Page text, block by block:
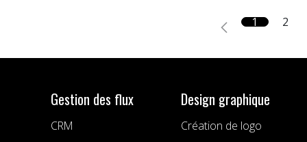
1 2
Gestion des flux
CRM
Design graphique
Création de logo